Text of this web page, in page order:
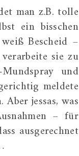
man z.B. tolle
ein bisschen
Bescheid –
sie zu
und
meldete
jessas, was
– für
ausgerechnet